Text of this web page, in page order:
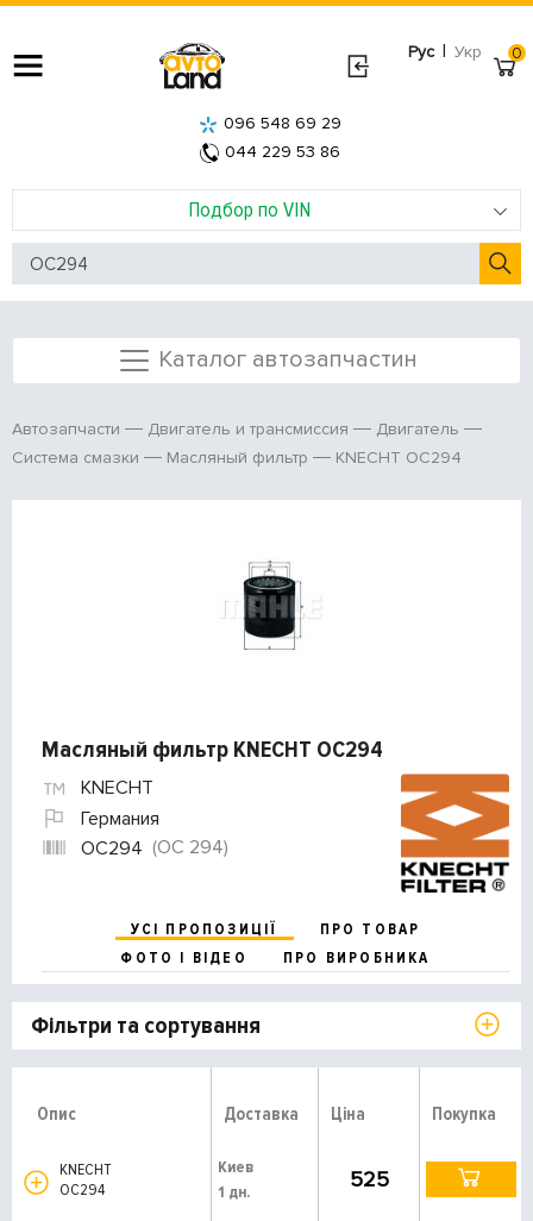
Рус | Укр
Подбор по VIN
096 548 69 29
044 229 53 86
0
Каталог автозапчастин
Автозапчасти Двигатель и трансмиссия
Двигатель
Система смазки
Масляный фильтр KNECHT OC294
Масляный фильтр KNECHT OC294
KNECHT
Германия
OC294 (OC 294)
УСІ ПРОПОЗИЦІЇ
ПРО ТОВАР
ФОТО І ВІДЕО
ПРО ВИРОБНИКА
Фільтри та сортування
Опис Доставка Ціна Покупка
KNECHT
OC294
Киев
1 дн.
525